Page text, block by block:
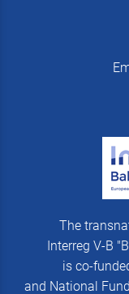
The
Interreg V-B
is co-
and National